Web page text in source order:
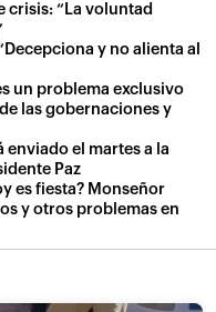
crisis: “La voluntad
y no alienta al
un problema exclusivo
las gobernaciones y
enviado el martes a la
Paz
es fiesta? Monseñor
y otros problemas en